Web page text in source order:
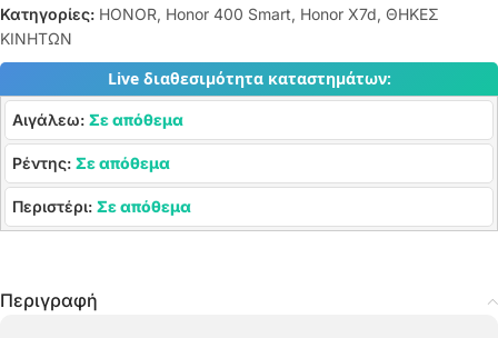
Κατηγορίες: HONOR, Honor 400 Smart, Honor X7d, ΘΗΚΕΣ
ΚΙΝΗΤΩΝ
Live διαθεσιμότητα καταστημάτων:
Αιγάλεω: Σε απόθεμα
Ρέντης: Σε απόθεμα
Περιστέρι: Σε απόθεμα
Περιγραφή